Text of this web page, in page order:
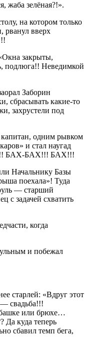
жаба зелёная?!».
на котором только
рванул вверх
закрыты,
подлюга!! Неведимкой
Заборин
сбрасывать какие-то
захрустели под
одним рывком
и стал наугад
БАХ-БАХ!!! БАХ!!!
Начальнику Базы
поехала»! Туда
— старший
с задачей схватить
когда
и побежал
старлей: «Вдруг этот
— свадьба!!!
башке или брюхе…
Да куда теперь
сбавил темп бега,